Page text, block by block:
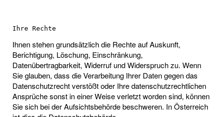
Ihre Rechte
Ihnen stehen grundsätzlich die Rechte auf Auskunft,
Berichtigung, Löschung, Einschränkung,
Datenübertragbarkeit, Widerruf und Widerspruch zu. Wenn
Sie glauben, dass die Verarbeitung Ihrer Daten gegen das
Datenschutzrecht verstößt oder Ihre datenschutzrechtlichen
Ansprüche sonst in einer Weise verletzt worden sind, können
Sie sich bei der Aufsichtsbehörde beschweren. In Österreich